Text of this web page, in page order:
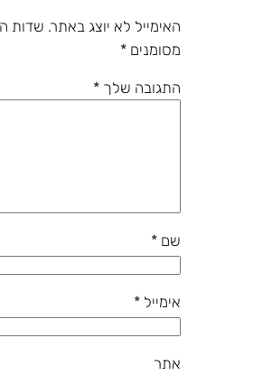
האימייל לא יוצג באתר. שדות
מסומנים *
התגובה שלך *
שם *
אימייל *
אתר